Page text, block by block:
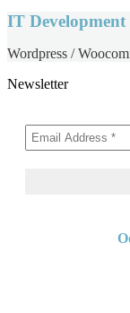
IT
Wordpress /
Newsletter